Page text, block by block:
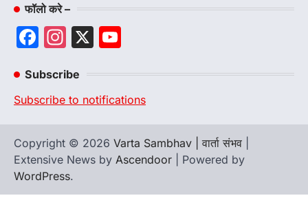
फॉलो करे –
Facebook
Instagram
X
Subscribe
Subscribe to notifications
Copyright © 2026 Varta Sambhav | वार्ता संभव
Extensive News by Ascendoor | Powered by
WordPress.